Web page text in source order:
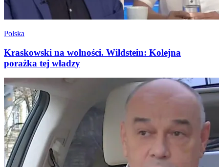
Polska
Kraskowski na wolności. Wildstein: Kolejna
porażka tej władzy